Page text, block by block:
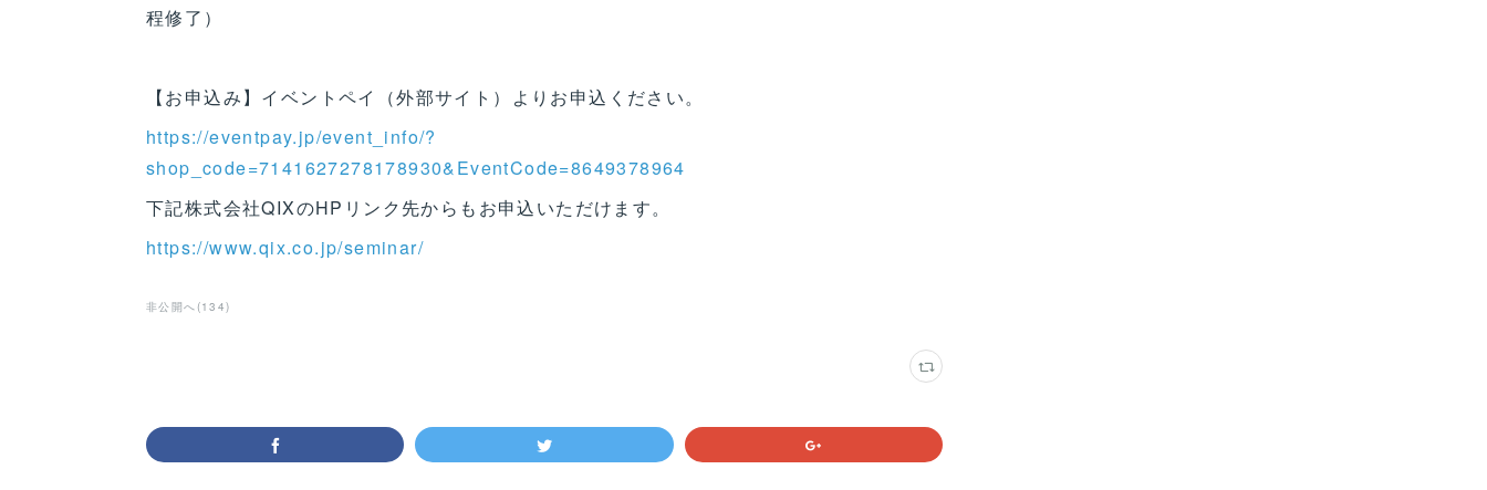
程修了）
【お申込み】イベントペイ（外部サイト）よりお申込ください。
https://eventpay.jp/event_info/?
shop_code=7141627278178930&EventCode=8649378964
下記株式会社QIXのHPリンク先からもお申込いただけます。
https://www.qix.co.jp/seminar/
非公開へ (134)